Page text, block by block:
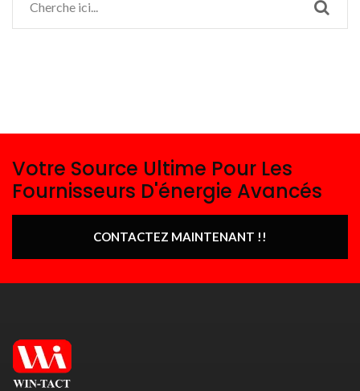
Votre Source Ultime Pour Les
Fournisseurs D'énergie Avancés
CONTACTEZ MAINTENANT !!